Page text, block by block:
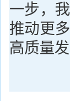
一步，
推动更
高质量